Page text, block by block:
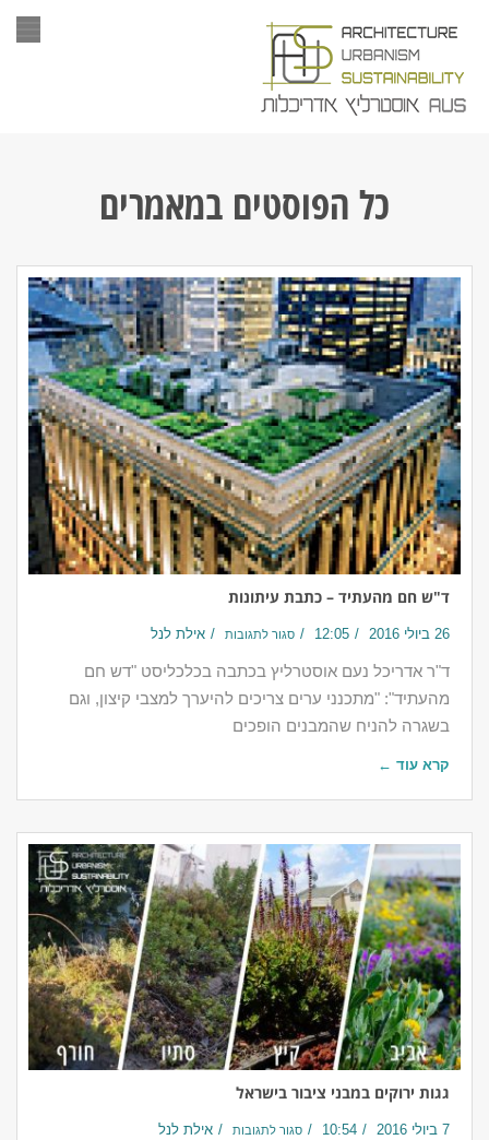
כל הפוסטים במאמרים
ד"ש חם מהעתיד – כתבת עיתונות
26 ביולי 2016 12:05 סגור לתגובות אילת לנל
ד"ר אדריכל נעם אוסטרליץ בכתבה בכלכליסט "דש חם
מהעתיד": "מתכנני ערים צריכים להיערך למצבי קיצון, וגם
בשגרה להניח שהמבנים הופכים
קרא עוד ←
גגות ירוקים במבני ציבור בישראל
7 ביולי 2016 10:54 סגור לתגובות אילת לנל